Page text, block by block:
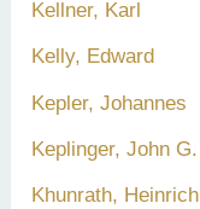
Kellner, Karl
Kelly, Edward
Kepler, Johannes
Keplinger, John G.
Khunrath, Heinrich